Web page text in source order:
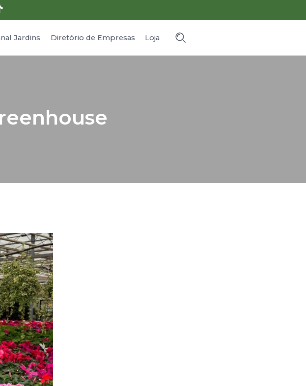
Jardins Diretório de Empresas Loja